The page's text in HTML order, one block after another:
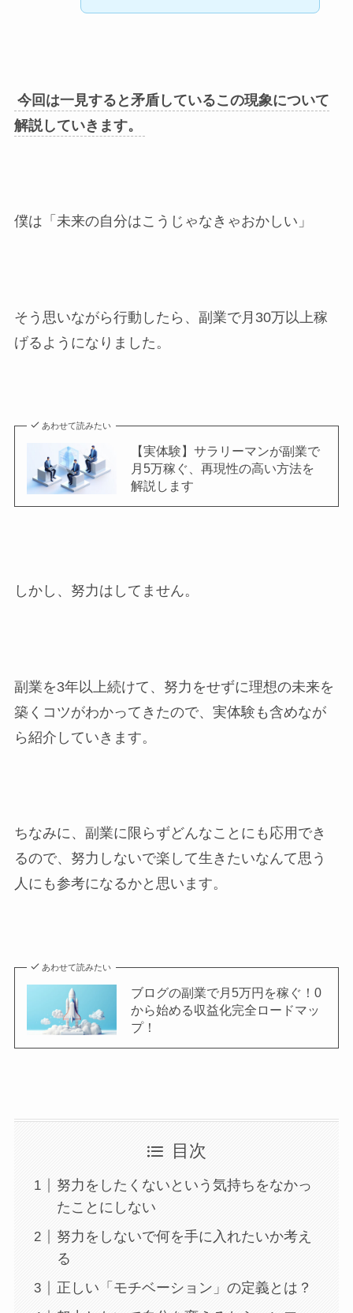
今回は一見すると矛盾しているこの現象について
解説していきます。
僕は「未来の自分はこうじゃなきゃおかしい」
そう思いながら行動したら、副業で月30万以上稼
げるようになりました。
あわせて読みたい
【実体験】サラリーマンが副業で
月5万稼ぐ、再現性の高い方法を
解説します
しかし、努力はしてません。
副業を3年以上続けて、努力をせずに理想の未来を
築くコツがわかってきたので、実体験も含めなが
ら紹介していきます。
ちなみに、副業に限らずどんなことにも応用でき
るので、努力しないで楽して生きたいなんて思う
人にも参考になるかと思います。
あわせて読みたい
ブログの副業で月5万円を稼ぐ！0
から始める収益化完全ロードマッ
プ！
目次
努力をしたくないという気持ちをなかっ
たことにしない
努力をしないで何を手に入れたいか考え
る
正しい「モチベーション」の定義とは？